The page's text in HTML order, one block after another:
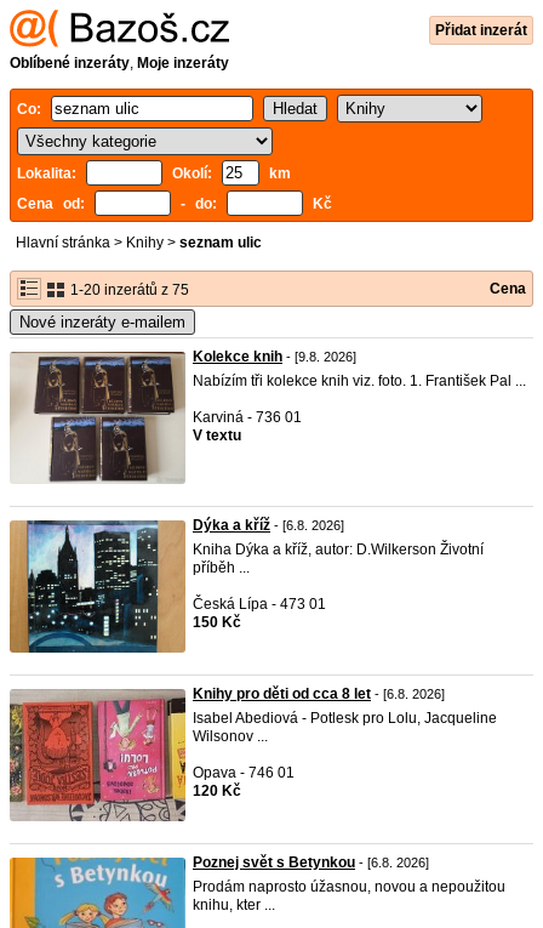
Přidat inzerát
Oblíbené inzeráty, Moje inzeráty
Co:
Lokalita: Okolí:
km
Cena od:
- do: Kč
Hlavní stránka > Knihy > seznam ulic
1-20 inzerátů z 75 Cena
Nové inzeráty e-mailem
Kolekce knih - [9.8. 2026]
Nabízím tři kolekce knih viz. foto. 1. František Pal ...
Karviná - 736 01
V textu
Dýka a kříž - [6.8. 2026]
Kniha Dýka a kříž, autor: D.Wilkerson Životní
příběh ...
Česká Lípa - 473 01
150 Kč
Knihy pro děti od cca 8 let - [6.8. 2026]
Isabel Abediová - Potlesk pro Lolu, Jacqueline
Wilsonov ...
Opava - 746 01
120 Kč
Poznej svět s Betynkou - [6.8. 2026]
Prodám naprosto úžasnou, novou a nepoužitou
knihu, kter ...